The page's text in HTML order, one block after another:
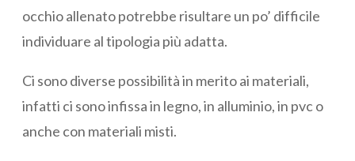
occhio allenato potrebbe risultare un po’ difficile
individuare al tipologia più adatta.
Ci sono diverse possibilità in merito ai materiali,
infatti ci sono infissa in legno, in alluminio, in pvc o
anche con materiali misti.